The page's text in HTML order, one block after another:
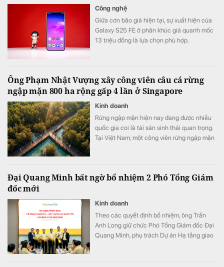
Công nghệ
Giữa cơn bão giá hiện tại, sự xuất hiện của
Galaxy S25 FE ở phân khúc giá quanh mốc
13 triệu đồng là lựa chọn phù hợp.
Ông Phạm Nhật Vượng xây công viên câu cá rừng
ngập mặn 800 ha rộng gấp 4 lần ở Singapore
Kinh doanh
Rừng ngập mặn hiện nay đang được nhiều
quốc gia coi là tài sản sinh thái quan trọng.
Tại Việt Nam, một công viên rừng ngập mặn
Đại Quang Minh bất ngờ bổ nhiệm 2 Phó Tổng Giám
đốc mới
Kinh doanh
Theo các quyết định bổ nhiệm, ông Trần
Anh Long giữ chức Phó Tổng Giám đốc Đại
Quang Minh, phụ trách Dự án Hạ tầng giao